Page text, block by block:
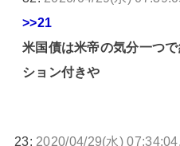
>>21
米国債は米帝の気分一つ
ション付きや
23: 2020/04/29(水)